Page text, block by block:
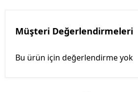
Müşteri Değerlendirmeleri
Bu ürün için değerlendirme yok